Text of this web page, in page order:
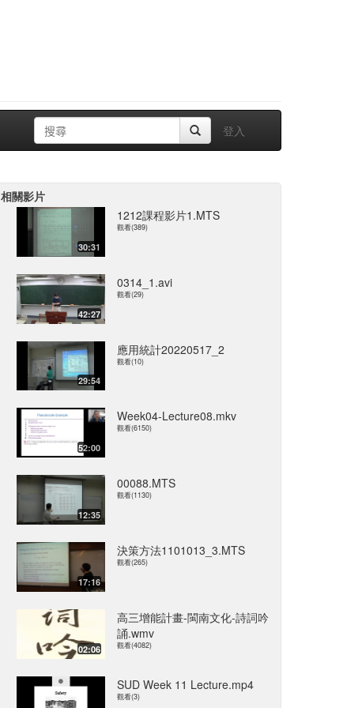
登入
相關影片
30:31
1212課程影片1.MTS
觀看(389)
42:27
0314_1.avi
觀看(29)
29:54
應用統計20220517_2
觀看(10)
52:00
Week04-Lecture08.mkv
觀看(6150)
12:35
00088.MTS
觀看(1130)
17:16
決策方法1101013_3.MTS
觀看(265)
02:06
高三增能計畫-閩南文化-詩詞吟
誦.wmv
觀看(4082)
SUD Week 11 Lecture.mp4
觀看(3)